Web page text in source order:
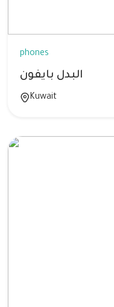
phones
البدل بايفون
Kuwait